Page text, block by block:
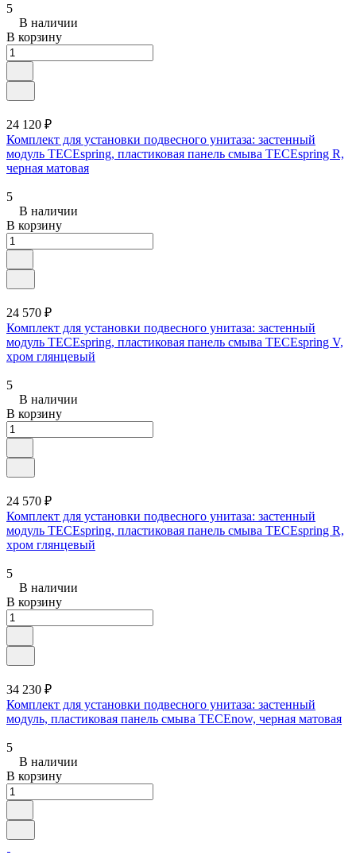
5
В наличии
В корзину
24 120 ₽
Комплект для установки подвесного унитаза: застенный
модуль TECEspring, пластиковая панель смыва TECEspring R,
черная матовая
5
В наличии
В корзину
24 570 ₽
Комплект для установки подвесного унитаза: застенный
модуль TECEspring, пластиковая панель смыва TECEspring V,
хром глянцевый
5
В наличии
В корзину
24 570 ₽
Комплект для установки подвесного унитаза: застенный
модуль TECEspring, пластиковая панель смыва TECEspring R,
хром глянцевый
5
В наличии
В корзину
34 230 ₽
Комплект для установки подвесного унитаза: застенный
модуль, пластиковая панель смыва TECEnow, черная матовая
5
В наличии
В корзину